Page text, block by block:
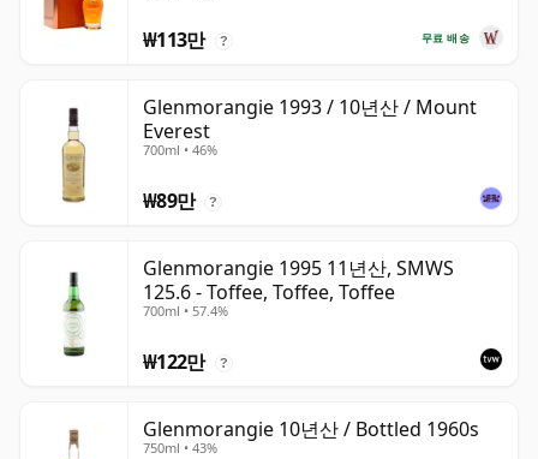
무료 배송
₩113만 ?
Glenmorangie 1993 / 10년산 / Mount
Everest
700ml • 46%
₩89만 ?
Glenmorangie 1995 11년산, SMWS
125.6 - Toffee, Toffee, Toffee
700ml • 57.4%
₩122만 ?
Glenmorangie 10년산 / Bottled 1960s
750ml • 43%